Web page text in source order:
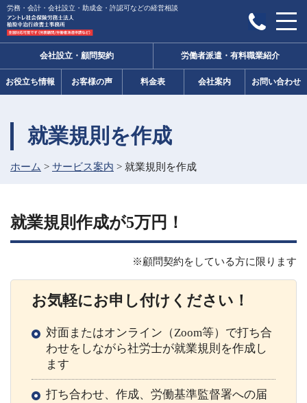
労務・会計・会社設立・助成金・許認可などの経営相談
会社設立・顧問契約 労働者派遣・有料職業紹介
お役立ち情報 お客様の声 料金表 会社案内 お問い合わせ
就業規則を作成
ホーム > サービス案内 > 就業規則を作成
就業規則作成が5万円！
※顧問契約をしている方に限ります
お気軽にお申し付けください！
対面またはオンライン（Zoom等）で打ち合
わせをしながら社労士が就業規則を作成し
ます
打ち合わせ、作成、労働基準監督署への届